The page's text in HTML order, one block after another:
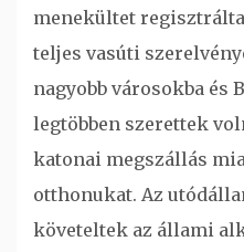
menekültet
teljes vasúti
nagyobb városokba és
legtöbben szerettek
katonai megszállás
otthonukat. Az
követeltek az állami